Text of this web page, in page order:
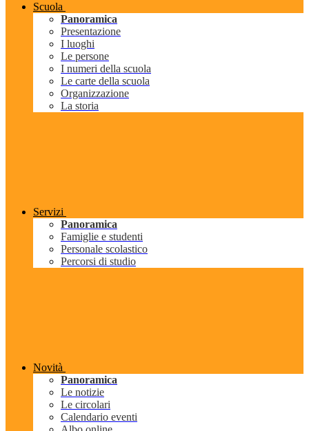
Scuola
Panoramica
Presentazione
I luoghi
Le persone
I numeri della scuola
Le carte della scuola
Organizzazione
La storia
Servizi
Panoramica
Famiglie e studenti
Personale scolastico
Percorsi di studio
Novità
Panoramica
Le notizie
Le circolari
Calendario eventi